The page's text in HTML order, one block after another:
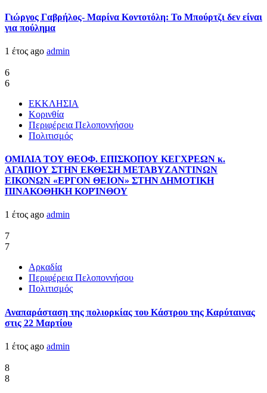
Γιώργος Γαβρήλος- Μαρίνα Κοντοτόλη: Το Μπούρτζι δεν είναι
για πούλημα
1 έτος ago admin
6
6
ΕΚΚΛΗΣΙΑ
Κορινθία
Περιφέρεια Πελοποννήσου
Πολιτισμός
ΟΜΙΛΙΑ ΤΟΥ ΘΕΟΦ. ΕΠΙΣΚΟΠΟΥ ΚΕΓΧΡΕΩΝ κ.
ΑΓΑΠΙΟΥ ΣΤΗΝ ΕΚΘΕΣΗ ΜΕΤΑΒΥΖΑΝΤΙΝΩΝ
ΕΙΚΟΝΩΝ «ΕΡΓΟΝ ΘΕΙΟΝ» ΣΤΗΝ ΔΗΜΟΤΙΚΗ
ΠΙΝΑΚΟΘΗΚΗ ΚΟΡΊΝΘΟΥ
1 έτος ago admin
7
7
Αρκαδία
Περιφέρεια Πελοποννήσου
Πολιτισμός
Αναπαράσταση της πολιορκίας του Κάστρου της Καρύταινας
στις 22 Μαρτίου
1 έτος ago admin
8
8